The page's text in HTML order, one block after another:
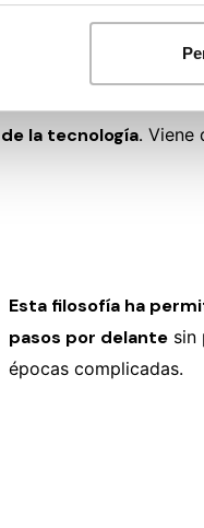
reto es no
te estancas.
la tecnología. Viene
Esta filosofía ha
pasos por delante sin
épocas complicadas.